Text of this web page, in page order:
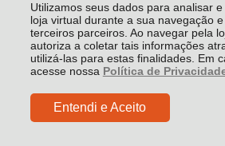
Utilizamos seus dados para analisar
loja virtual durante a sua navegação
terceiros parceiros. Ao navegar pela
autoriza a coletar tais informações
utilizá-las para estas finalidades. Em
acesse nossa Política de
Entendi e Aceito
R$ 4,80